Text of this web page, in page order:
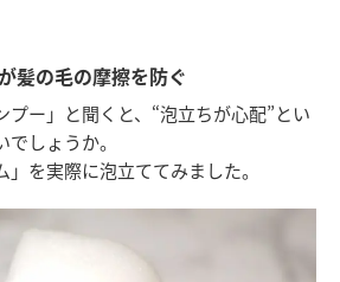
髪の毛の摩擦を防ぐ
プー」と聞くと、“泡立ちが心配”とい
しょうか。
を実際に泡立ててみました。